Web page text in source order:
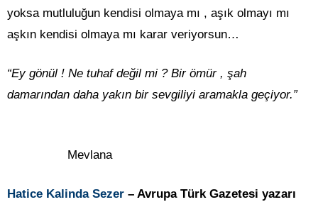
yoksa mutluluğun kendisi olmaya mı , aşık olmayı mı
aşkın kendisi olmaya mı karar veriyorsun…
“Ey gönül ! Ne tuhaf değil mi ? Bir ömür , şah
damarından daha yakın bir sevgiliyi aramakla geçiyor.”
Mevlana
Hatice Kalinda Sezer – Avrupa Türk Gazetesi yazarı